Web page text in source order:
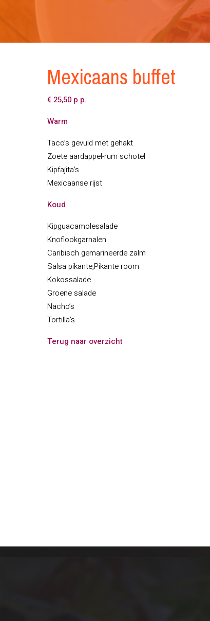
Mexicaans buffet
€ 25,50 p.p.
Warm
Taco’s gevuld met gehakt
Zoete aardappel-rum schotel
Kipfajita’s
Mexicaanse rijst
Koud
Kipguacamolesalade
Knoflookgarnalen
Caribisch gemarineerde zalm
Salsa pikante,Pikante room
Kokossalade
Groene salade
Nacho’s
Tortilla’s
Terug naar overzicht